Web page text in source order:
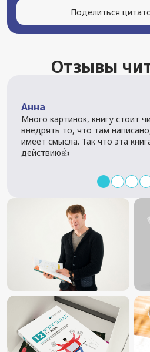
Поделиться
Отзывы
Анна
Много картинок, книгу стоит
внедрять то, что там
имеет смысла. Так что эта
действию👍